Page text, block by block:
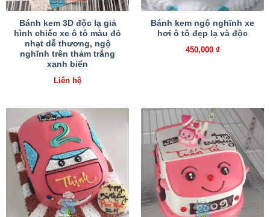
Bánh kem 3D độc lạ giả
hình chiếc xe ô tô màu đỏ
nhạt dễ thương, ngộ
nghĩnh trên thảm trắng
xanh biển
Liên hệ
Bánh kem ngộ nghĩnh xe
hơi ô tô đẹp lạ và độc
450,000 ₫